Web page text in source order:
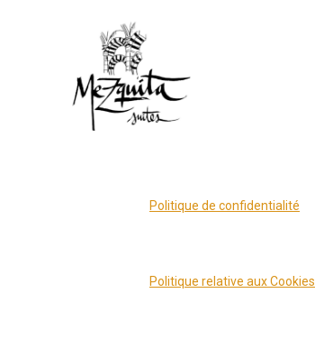
Politique de confidentialité
Politique relative aux Cookies